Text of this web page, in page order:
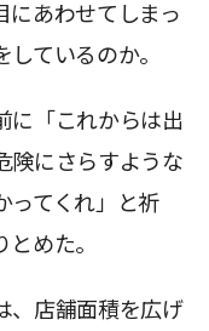
にあわせてしまっ
ているのか。
に「これからは出
険にさらすような
ってくれ」と祈
めた。
、店舗面積を広げ